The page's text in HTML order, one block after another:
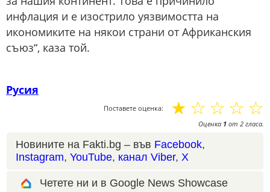
инфлация и е изострило уязвимостта на
икономиките на някои страни от Африканския
съюз“, каза той.
Русия
Поставете оценка: ☆
☆
☆
☆
☆
Оценка 1 от 2 гласа.
Новините на Fakti.bg – във Facebook,
Instagram, YouTube, канал Viber, X
Четете ни и в Google News Showcase